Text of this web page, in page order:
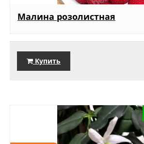
Малина розолистная
Купить